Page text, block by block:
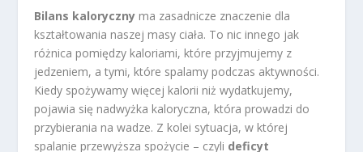
Bilans kaloryczny ma zasadnicze znaczenie dla
kształtowania naszej masy ciała. To nic innego jak
różnica pomiędzy kaloriami, które przyjmujemy z
jedzeniem, a tymi, które spalamy podczas aktywności.
Kiedy spożywamy więcej kalorii niż wydatkujemy,
pojawia się nadwyżka kaloryczna, która prowadzi do
przybierania na wadze. Z kolei sytuacja, w której
spalanie przewyższa spożycie – czyli deficyt